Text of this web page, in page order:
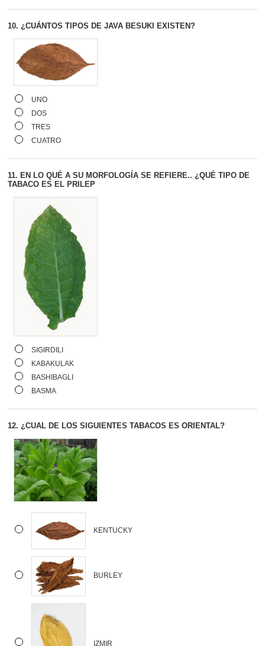
10.¿CUÁNTOS TIPOS DE JAVA BESUKI EXISTEN?
UNO
DOS
TRES
CUATRO
11. EN LO QUÉ A SU MORFOLOGÍA SE REFIERE.. ¿QUÉ TIPO DE
TABACO ES EL PRILEP
SIGIRDILI
KABAKULAK
BASHIBAGLI
BASMA
12.¿CUAL DE LOS SIGUIENTES TABACOS ES ORIENTAL?
KENTUCKY
BURLEY
IZMIR